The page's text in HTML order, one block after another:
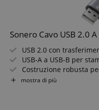
Sonero Cavo USB 2.0
USB 2.0 con
USB-A a USB-B per
Costruzione robusta
Aspetto elegante in
Connessione
mostra di più